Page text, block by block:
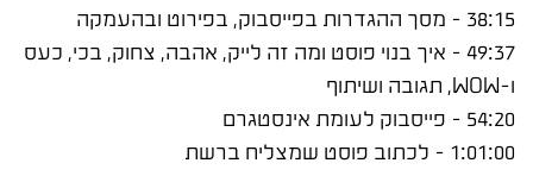
38:15 – מסך ההגדרות בפייסבוק, בפירוט ובהעמקה
49:37 – איך בנוי פוסט ומה זה לייק, אהבה, צחוק, בכי, כעס
ו-WOW, תגובה ושיתוף
54:20 – פייסבוק לעומת אינסטגרם
1:01:00 – לכתוב פוסט שמצליח ברשת